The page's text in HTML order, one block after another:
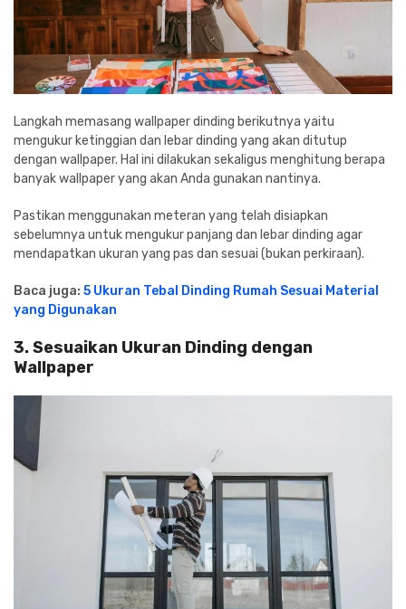
Langkah memasang wallpaper dinding berikutnya yaitu
mengukur ketinggian dan lebar dinding yang akan ditutup
dengan wallpaper. Hal ini dilakukan sekaligus menghitung berapa
banyak wallpaper yang akan Anda gunakan nantinya.
Pastikan menggunakan meteran yang telah disiapkan
sebelumnya untuk mengukur panjang dan lebar dinding agar
mendapatkan ukuran yang pas dan sesuai (bukan perkiraan).
Baca juga: 5 Ukuran Tebal Dinding Rumah Sesuai Material
yang Digunakan
3. Sesuaikan Ukuran Dinding dengan
Wallpaper